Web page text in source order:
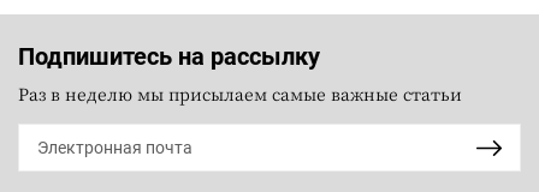
Подпишитесь на рассылку
Раз в неделю мы присылаем самые важные статьи